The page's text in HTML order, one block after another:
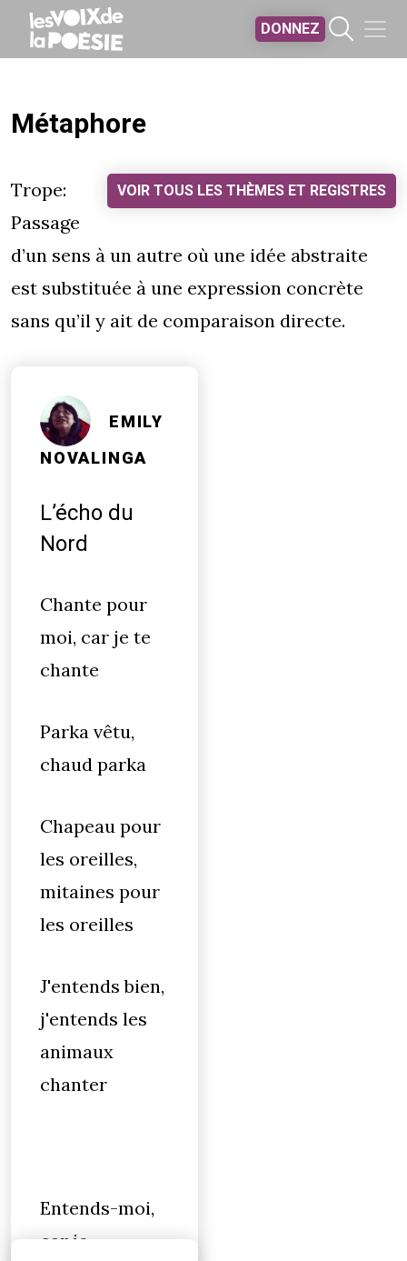
DONNEZ
Métaphore
VOIR TOUS LES THÈMES ET REGISTRES
Trope:
Passage
d’un sens à un autre où une idée abstraite
est substituée à une expression concrète
sans qu’il y ait de comparaison directe.
EMILY
NOVALINGA
L’écho du
Nord
Chante pour
moi, car je te
chante
Parka vêtu,
chaud parka
Chapeau pour
les oreilles,
mitaines pour
les oreilles
J'entends bien,
j'entends les
animaux
chanter
Entends-moi,
car je